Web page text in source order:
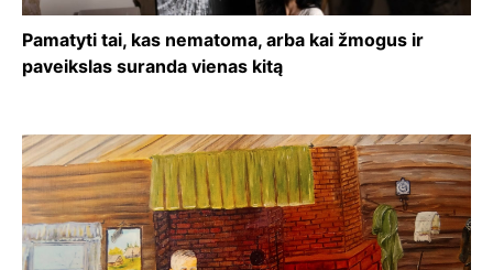
Pamatyti tai, kas nematoma, arba kai žmogus ir
paveikslas suranda vienas kitą